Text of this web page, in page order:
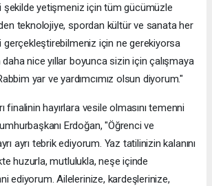
şekilde yetişmeniz için tüm gücümüzle
teknolojiye, spordan kültür ve sanata her
gerçekleştirebilmeniz için ne gerekiyorsa
nice yıllar boyunca sizin için çalışmaya
yar ve yardımcımız olsun diyorum."
finalinin hayırlara vesile olmasını temenni
Erdoğan, "Öğrenci ve
ayrı tebrik ediyorum. Yaz tatilinizin kalanını
huzurla, mutlulukla, neşe içinde
ediyorum. Ailelerinize, kardeşlerinize,